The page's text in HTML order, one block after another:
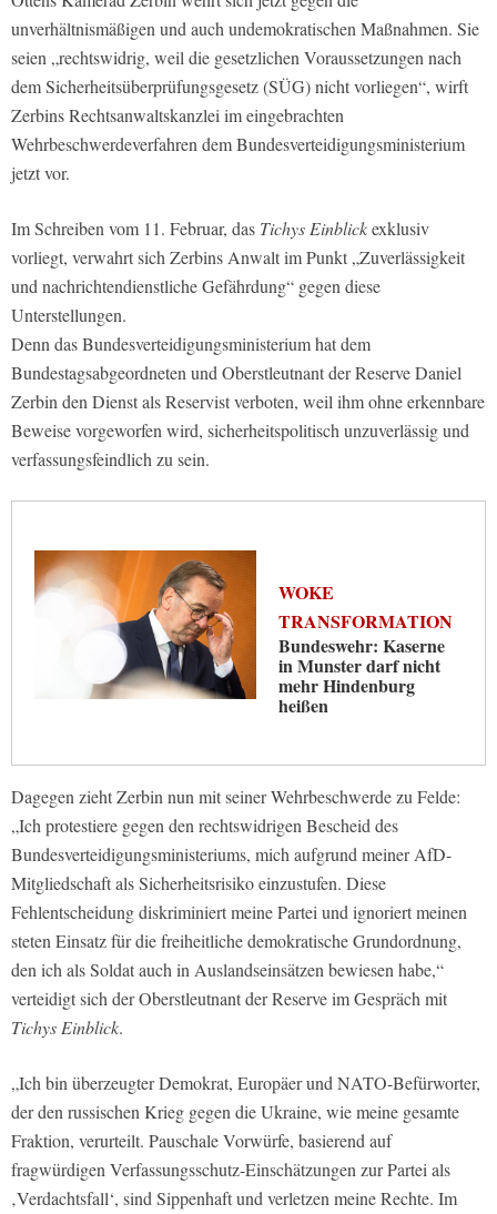
unverhältnismäßigen und auch undemokratischen Maßnahmen. Sie
seien „rechtswidrig, weil die gesetzlichen Voraussetzungen nach
dem Sicherheitsüberprüfungsgesetz (SÜG) nicht vorliegen“, wirft
Zerbins Rechtsanwaltskanzlei im eingebrachten
Wehrbeschwerdeverfahren dem Bundesverteidigungsministerium
jetzt vor.
Im Schreiben vom 11. Februar, das Tichys Einblickexklusiv
vorliegt, verwahrt sich Zerbins Anwalt im Punkt „Zuverlässigkeit
und nachrichtendienstliche Gefährdung“ gegen diese
Unterstellungen.
Denn das Bundesverteidigungsministerium hat dem
Bundestagsabgeordneten und Oberstleutnant der Reserve Daniel
Zerbin den Dienst als Reservist verboten, weil ihm ohne erkennbare
Beweise vorgeworfen wird, sicherheitspolitisch unzuverlässig und
verfassungsfeindlich zu sein.
WOKE
TRANSFORMATION
Bundeswehr: Kaserne
in Munster darf nicht
mehr Hindenburg
heißen
Dagegen zieht Zerbin nun mit seiner Wehrbeschwerde zu Felde:
„Ich protestiere gegen den rechtswidrigen Bescheid des
Bundesverteidigungsministeriums, mich aufgrund meiner AfD-
Mitgliedschaft als Sicherheitsrisiko einzustufen. Diese
Fehlentscheidung diskriminiert meine Partei und ignoriert meinen
steten Einsatz für die freiheitliche demokratische Grundordnung,
den ich als Soldat auch in Auslandseinsätzen bewiesen habe,“
verteidigt sich der Oberstleutnant der Reserve im Gespräch mit
Tichys Einblick.
„Ich bin überzeugter Demokrat, Europäer und NATO-Befürworter,
der den russischen Krieg gegen die Ukraine, wie meine gesamte
Fraktion, verurteilt. Pauschale Vorwürfe, basierend auf
fragwürdigen Verfassungsschutz-Einschätzungen zur Partei als
‚Verdachtsfall‘, sind Sippenhaft und verletzen meine Rechte. Im